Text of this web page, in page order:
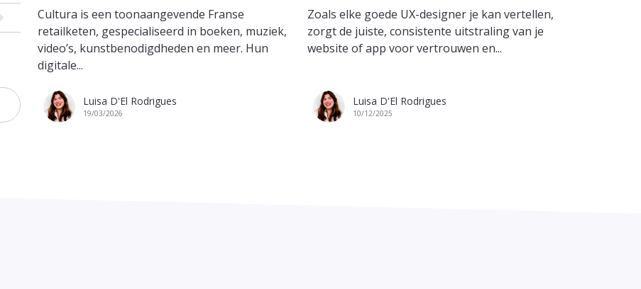
Cultura is een toonaangevende Franse
retailketen, gespecialiseerd in boeken, muziek,
video’s, kunstbenodigdheden en meer. Hun
digitale...
Luisa D'El Rodrigues
19/03/2026
Zoals elke goede UX-designer je kan vertellen,
zorgt de juiste, consistente uitstraling van je
website of app voor vertrouwen en...
Luisa D'El Rodrigues
10/12/2025